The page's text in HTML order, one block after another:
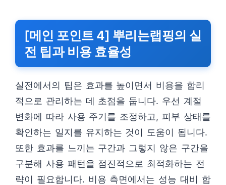
[메인 포인트 4] 뿌리는랩핑의 실
전 팁과 비용 효율성
실전에서의 팁은 효과를 높이면서 비용을 합리
적으로 관리하는 데 초점을 둡니다. 우선 계절
변화에 따라 사용 주기를 조정하고, 피부 상태를
확인하는 일지를 유지하는 것이 도움이 됩니다.
또한 효과를 느끼는 구간과 그렇지 않은 구간을
구분해 사용 패턴을 점진적으로 최적화하는 전
략이 필요합니다. 비용 측면에서는 성능 대비 합